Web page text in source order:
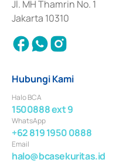
Jl. MH Thamrin No. 1
Jakarta 10310
Hubungi Kami
Halo BCA
1500888 ext 9
WhatsApp
+62 819 1950 0888
Email
halo@bcasekuritas.id